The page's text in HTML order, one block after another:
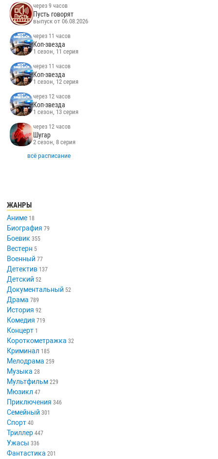
через 9 часов
Пусть говорят
выпуск от 06.08.2026
через 11 часов
Коп-звезда
1 сезон, 11 серия
через 11 часов
Коп-звезда
1 сезон, 12 серия
через 12 часов
Коп-звезда
1 сезон, 13 серия
через 12 часов
Шугар
2 сезон, 8 серия
всё расписание
ЖАНРЫ
Аниме 18
Биография 79
Боевик 355
Вестерн 5
Военный 77
Детектив 137
Детский 52
Документальный 52
Драма 789
История 92
Комедия 719
Концерт 1
Короткометражка 32
Криминал 185
Мелодрама 259
Музыка 28
Мультфильм 229
Мюзикл 47
Приключения 346
Семейный 301
Спорт 40
Триллер 447
Ужасы 336
Фантастика 201